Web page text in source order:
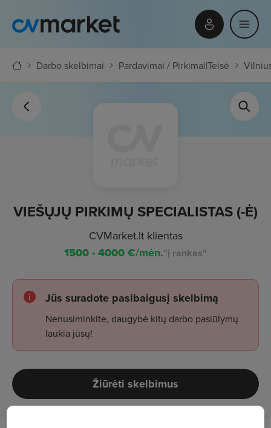
Darbo skelbimai Pardavimai / Pirkimai|Teisė
VIEŠŲJŲ PIRKIMŲ SPECIALISTAS (-Ė)
CVMarket.lt klientas
1500 - 4000€/mėn."į rankas"
Jūs suradote pasibaigusį skelbimą
Nenusiminkite, daugybė kitų darbo pasiūlymų
laukia jūsų!
Žiūrėti skelbimus